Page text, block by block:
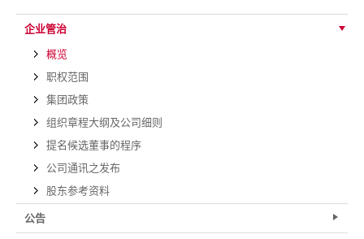
企业管治
概览
职权范围
集团政策
组织章程大纲及公司细则
提名候选董事的程序
公司通讯之发布
股东参考资料
公告